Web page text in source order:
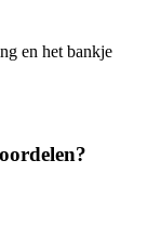
en het bankje